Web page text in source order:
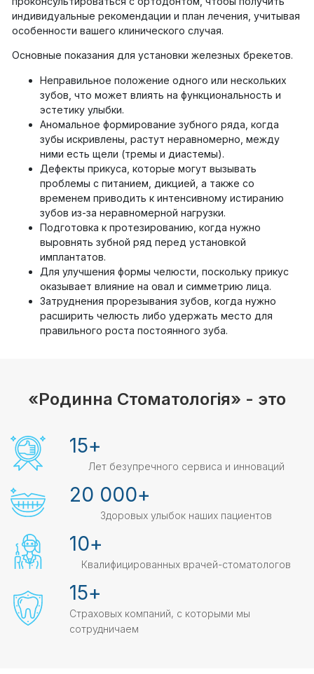
индивидуальные рекомендации и план лечения, учитывая
особенности вашего клинического случая.
Основные показания для установки железных брекетов.
Неправильное положение одного или нескольких
зубов, что может влиять на функциональность и
эстетику улыбки.
Аномальное формирование зубного ряда, когда
зубы искривлены, растут неравномерно, между
ними есть щели (тремы и диастемы).
Дефекты прикуса, которые могут вызывать
проблемы с питанием, дикцией, а также со
временем приводить к интенсивному истиранию
зубов из-за неравномерной нагрузки.
Подготовка к протезированию, когда нужно
выровнять зубной ряд перед установкой
имплантатов.
Для улучшения формы челюсти, поскольку прикус
оказывает влияние на овал и симметрию лица.
Затруднения прорезывания зубов, когда нужно
расширить челюсть либо удержать место для
правильного роста постоянного зуба.
«Родинна Стоматологія» - это
Лет безупречного сервиса и инноваций
15+
Здоровых улыбок наших пациентов
20 000+
Квалифицированных врачей-стоматологов
10+
Страховых компаний, с которыми мы
сотрудничаем
15+